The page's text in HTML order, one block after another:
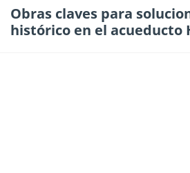
Obras claves para
histórico en el acueducto